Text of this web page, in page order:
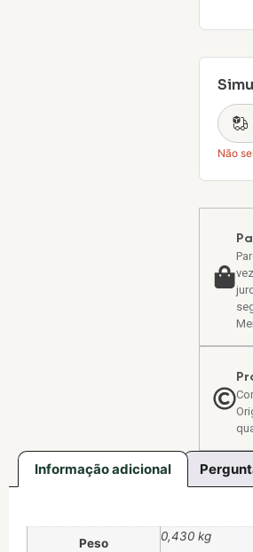
Não
Informação adicional
Peso 0,430 kg